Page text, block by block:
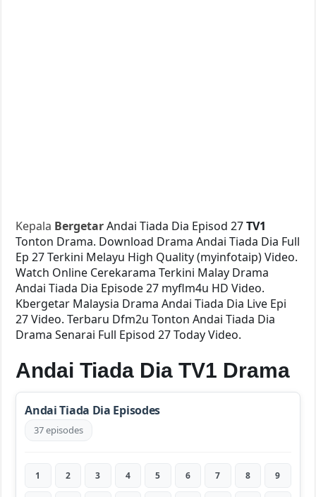
Kepala BergetarAndai Tiada Dia Episod 27TV1
Tonton Drama. Download Drama Andai Tiada Dia Full
Ep 27 Terkini Melayu High Quality (myinfotaip) Video.
Watch Online Cerekarama Terkini Malay Drama
Andai Tiada Dia Episode 27 myflm4u HD Video.
Kbergetar Malaysia Drama Andai Tiada Dia Live Epi
27 Video. Terbaru Dfm2u Tonton Andai Tiada Dia
Drama Senarai Full Episod 27 Today Video.
Andai Tiada Dia TV1 Drama
Andai Tiada Dia Episodes
37 episodes
1 2 3 4 5 6 7 8 9